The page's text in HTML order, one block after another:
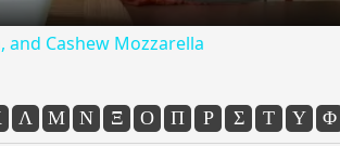
and Cashew Mozzarella
Λ Μ Ν Ξ Ο Π Ρ Σ Τ Υ Φ